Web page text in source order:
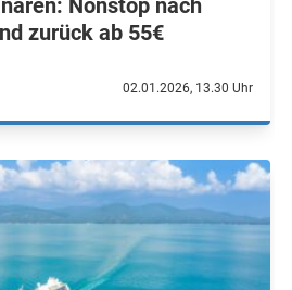
Nonstop nach
zurück ab 55€
02.01.2026, 13.30 Uhr